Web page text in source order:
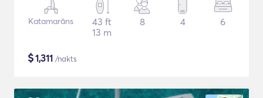
Katamarāns
43 ft
13 m
8 4 6
$1,311 /nakts